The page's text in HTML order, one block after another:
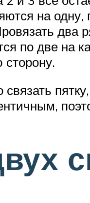
на одну,
два
по две на